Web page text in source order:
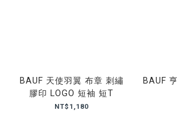
BAUF 天使羽翼 布章 刺繡
膠印 LOGO 短袖 短T
NT$1,180
BAUF